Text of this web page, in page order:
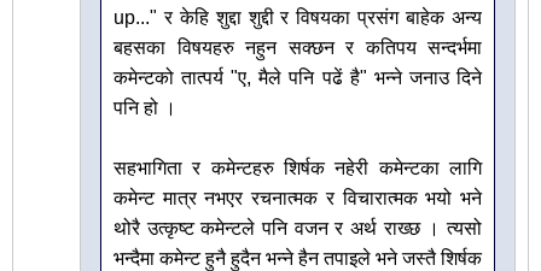
up..." र केहि शुद्दा शुद्दी र विषयका प्रसंग बाहेक अन्य
बहसका विषयहरु नहुन सक्छन र कतिपय सन्दर्भमा
कमेन्टको तात्पर्य "ए, मैले पनि पढें है" भन्ने जनाउ दिने
पनि हो ।
सहभागिता र कमेन्टहरु शिर्षक नहेरी कमेन्टका लागि
कमेन्ट मात्र नभएर रचनात्मक र विचारात्मक भयो भने
थोरै उत्कृष्ट कमेन्टले पनि वजन र अर्थ राख्छ । त्यसो
भन्दैमा कमेन्ट हुनै हुदैन भन्ने हैन तपाइले भने जस्तै शिर्षक